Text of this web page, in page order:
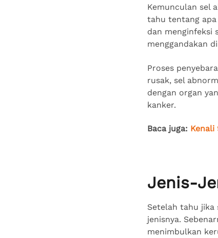
Kemunculan sel
tahu tentang
dan menginfeksi
menggandakan
Proses
rusak, sel
dengan organ
kanker.
Baca juga: Kenali
Jenis-
Setelah tahu jika
jenisnya.
menimbulkan